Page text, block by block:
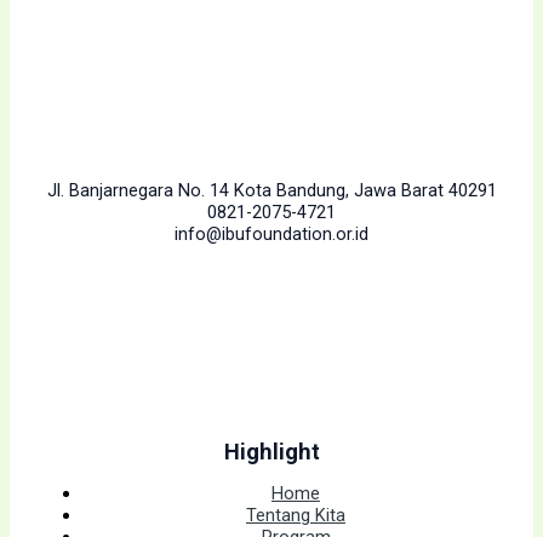
Jl. Banjarnegara No. 14 Kota Bandung, Jawa Barat 40291
0821-2075-4721
info@ibufoundation.or.id
Highlight
Home
Tentang Kita